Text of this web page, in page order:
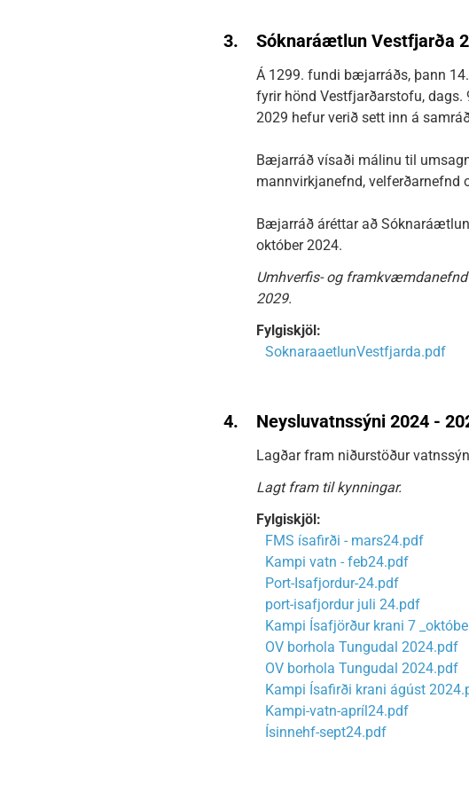
3. Sóknaráætlun Vestfjarða
Á 1299. fundi bæjarráðs, þann
fyrir hönd Vestfjarðarstofu, dags.
2029 hefur verið sett inn á
Bæjarráð vísaði málinu til
mannvirkjanefnd, velferðarnefnd
Bæjarráð áréttar að
október 2024.
Umhverfis- og
2029.
Fylgiskjöl:
SoknaraaetlunVestfjarda.pdf
4. Neysluvatnssýni 2024 -
Lagðar fram niðurstöður
Lagt fram til kynningar.
Fylgiskjöl:
FMS ísafirði - mars24.pdf
Kampi vatn - feb24.pdf
Port-Isafjordur-24.pdf
port-isafjordur juli 24.pdf
Kampi Ísafjörður krani 7
OV borhola Tungudal 2024.pdf
OV borhola Tungudal 2024.pdf
Kampi Ísafirði krani ágúst
Kampi-vatn-apríl24.pdf
Ísinnehf-sept24.pdf